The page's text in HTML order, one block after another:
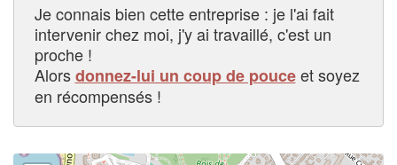
Je connais bien cette entreprise : je l'ai fait
intervenir chez moi, j'y ai travaillé, c'est un
proche !
Alorsdonnez-lui un coup de pouceet soyez
en récompensés !